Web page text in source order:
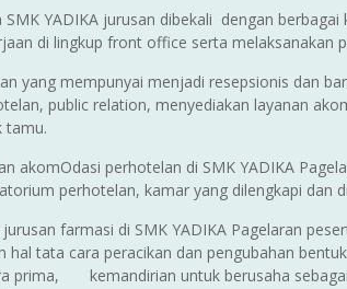
SMK YADIKA jurusan dibekali dengan
di lingkup front office serta melaksanakan
yang mempunyai menjadi resepsionis dan
public relation, menyediakan layanan
tamu.
akomOdasi perhotelan di SMK YADIKA
perhotelan, kamar yang dilengkapi dan
jurusan farmasi di SMK YADIKA Pagelaran
hal tata cara peracikan dan pengubahan
prima, kemandirian untuk berusaha sebagai